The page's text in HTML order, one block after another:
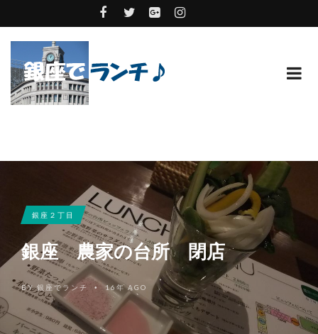
銀座２丁目
銀座 農家の台所 閉店
BY銀座でランチ • 16年 AGO